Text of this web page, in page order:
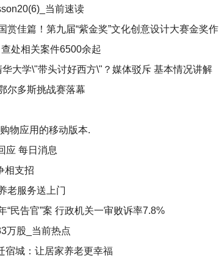
当前速读
赏佳篇！第九届“紫金奖”文化创意设计大赛金奖作
处相关案件6500余起
大学\"带头讨好西方\"？媒体驳斥 基本情况讲解
尔多斯挑战赛落幕
物应用的移动版本.
应 每日消息
相支招
老服务送上门
民告官”案 行政机关一审败诉率7.8%
万股_当前热点
宿城：让居家养老更幸福